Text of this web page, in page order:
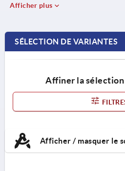
Axes d'articulation en acier
classe de résistance 5.8.
Afficher plus
SÉLECTION DE VARIANTES
Affiner la
Afficher / masquer le